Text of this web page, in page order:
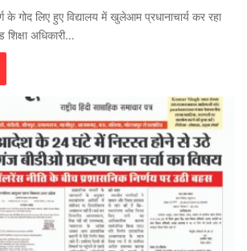
के गोद लिए हुए विद्यालय में खुलेआम प्रधानाचार्य कर रहा
अधिकारी…